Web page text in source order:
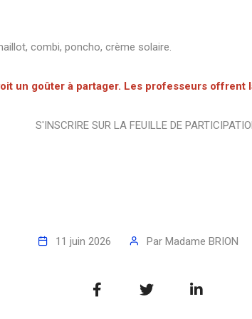
combi, poncho, crème solaire.
un goûter à partager. Les professeurs offrent
S'INSCRIRE SUR LA FEUILLE DE
11 juin 2026 Par Madame BRION